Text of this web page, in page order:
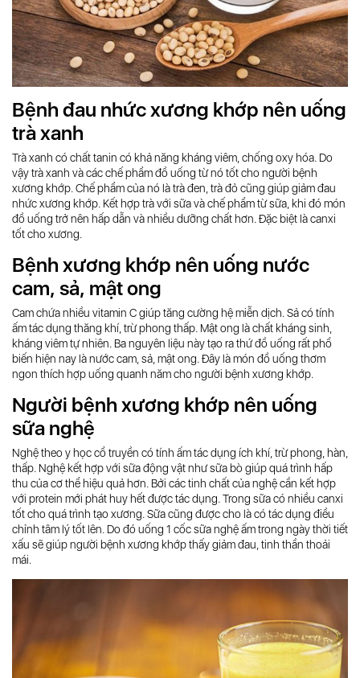
Bệnh đau nhức xương khớp nên uống
trà xanh
Trà xanh có chất tanin có khả năng kháng viêm, chống oxy hóa. Do
vậy trà xanh và các chế phẩm đồ uống từ nó tốt cho người bệnh
xương khớp. Chế phẩm của nó là trà đen, trà đỏ cũng giúp giảm đau
nhức xương khớp. Kết hợp trà với sữa và chế phẩm từ sữa, khi đó món
đồ uống trở nên hấp dẫn và nhiều dưỡng chất hơn. Đặc biệt là canxi
tốt cho xương.
Bệnh xương khớp nên uống nước
cam, sả, mật ong
Cam chứa nhiều vitamin C giúp tăng cường hệ miễn dịch. Sả có tính
ấm tác dụng thăng khí, trừ phong thấp. Mật ong là chất kháng sinh,
kháng viêm tự nhiên. Ba nguyên liệu này tạo ra thứ đồ uống rất phổ
biến hiện nay là nước cam, sả, mật ong. Đây là món đồ uống thơm
ngon thích hợp uống quanh năm cho người bệnh xương khớp.
Người bệnh xương khớp nên uống
sữa nghệ
Nghệ theo y học cổ truyền có tính ấm tác dụng ích khí, trừ phong, hàn,
thấp. Nghệ kết hợp với sữa động vật như sữa bò giúp quá trình hấp
thu của cơ thể hiệu quả hơn. Bởi các tinh chất của nghệ cần kết hợp
với protein mới phát huy hết được tác dụng. Trong sữa có nhiều canxi
tốt cho quá trình tạo xương. Sữa cũng được cho là có tác dụng điều
chỉnh tâm lý tốt lên. Do đó uống 1 cốc sữa nghệ ấm trong ngày thời tiết
xấu sẽ giúp người bệnh xương khớp thấy giảm đau, tinh thần thoải
mái.